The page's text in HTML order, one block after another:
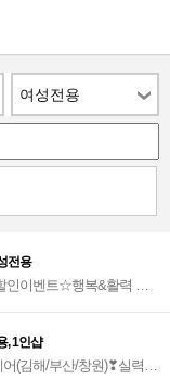
여성전용
전용
인이벤트☆행복&활력 충
, 1인샵
(김해/부산/창원)❣실력파